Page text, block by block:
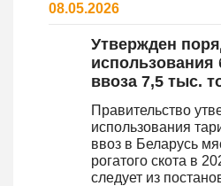
08.05.2026
Утвержден
ввоза 7,5 тыс.
Правительство
использования
ввоз в Беларусь
рогатого скота в
следует из